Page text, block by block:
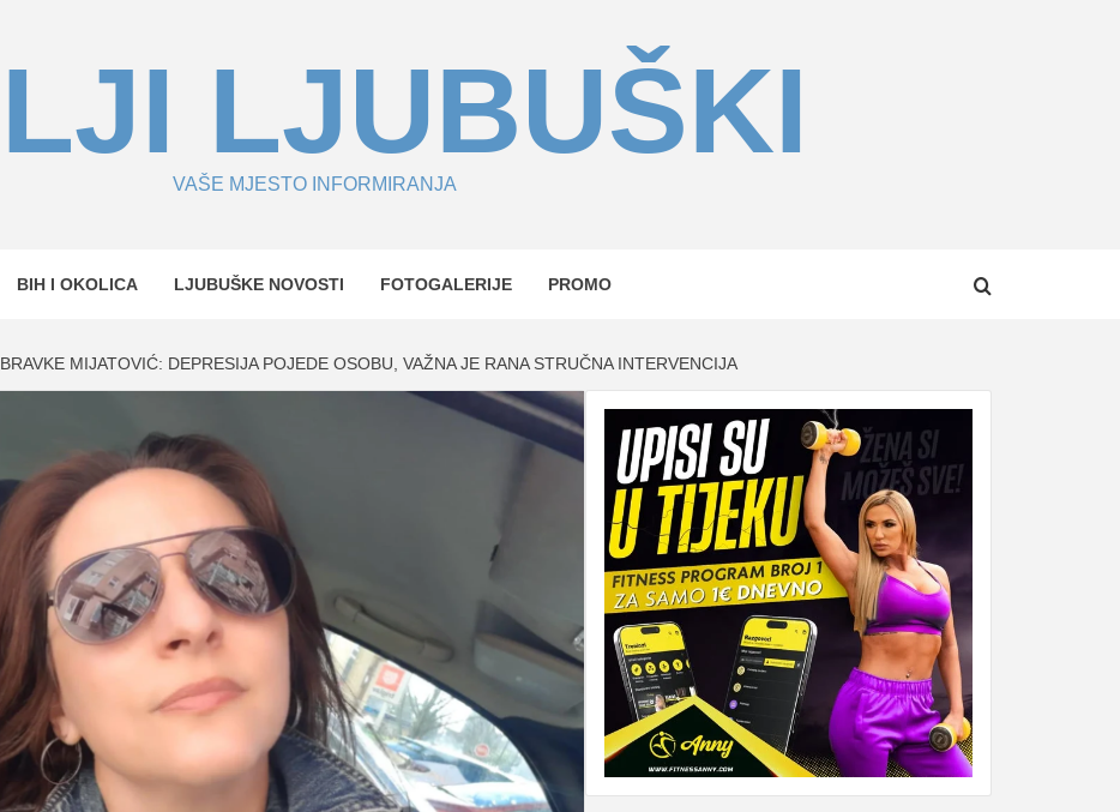
LJUBUŠKI
VAŠE MJESTO INFORMIRANJA
BIH I OKOLICA LJUBUŠKE NOVOSTI FOTOGALERIJE PROMO
MIJATOVIĆ: DEPRESIJA POJEDE OSOBU, VAŽNA JE RANA STRUČNA INTERVENCIJA